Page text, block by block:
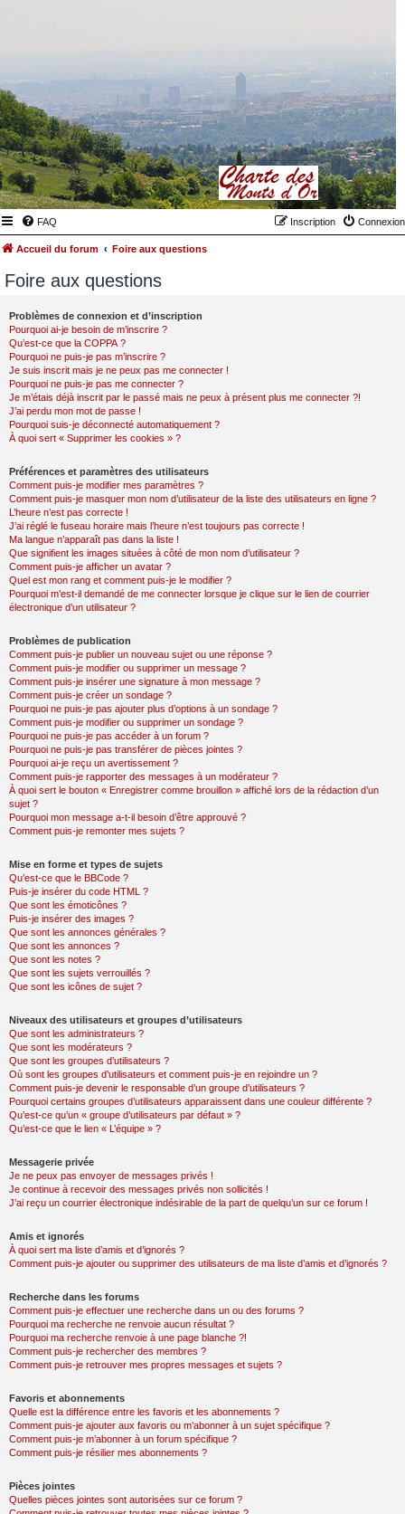
FAQ Connexion
Inscription
Accueil du forum Foire aux questions
Foire aux questions
Problèmes de connexion et d’inscription
Pourquoi ai-je besoin de m’inscrire ?
Qu’est-ce que la COPPA ?
Pourquoi ne puis-je pas m’inscrire ?
Je suis inscrit mais je ne peux pas me connecter !
Pourquoi ne puis-je pas me connecter ?
Je m’étais déjà inscrit par le passé mais ne peux à présent plus me connecter ?!
J’ai perdu mon mot de passe !
Pourquoi suis-je déconnecté automatiquement ?
À quoi sert « Supprimer les cookies » ?
Préférences et paramètres des utilisateurs
Comment puis-je modifier mes paramètres ?
Comment puis-je masquer mon nom d’utilisateur de la liste des utilisateurs en ligne ?
L’heure n’est pas correcte !
J’ai réglé le fuseau horaire mais l’heure n’est toujours pas correcte !
Ma langue n’apparaît pas dans la liste !
Que signifient les images situées à côté de mon nom d’utilisateur ?
Comment puis-je afficher un avatar ?
Quel est mon rang et comment puis-je le modifier ?
Pourquoi m’est-il demandé de me connecter lorsque je clique sur le lien de courrier
électronique d’un utilisateur ?
Problèmes de publication
Comment puis-je publier un nouveau sujet ou une réponse ?
Comment puis-je modifier ou supprimer un message ?
Comment puis-je insérer une signature à mon message ?
Comment puis-je créer un sondage ?
Pourquoi ne puis-je pas ajouter plus d’options à un sondage ?
Comment puis-je modifier ou supprimer un sondage ?
Pourquoi ne puis-je pas accéder à un forum ?
Pourquoi ne puis-je pas transférer de pièces jointes ?
Pourquoi ai-je reçu un avertissement ?
Comment puis-je rapporter des messages à un modérateur ?
À quoi sert le bouton « Enregistrer comme brouillon » affiché lors de la rédaction d’un
sujet ?
Pourquoi mon message a-t-il besoin d’être approuvé ?
Comment puis-je remonter mes sujets ?
Mise en forme et types de sujets
Qu’est-ce que le BBCode ?
Puis-je insérer du code HTML ?
Que sont les émoticônes ?
Puis-je insérer des images ?
Que sont les annonces générales ?
Que sont les annonces ?
Que sont les notes ?
Que sont les sujets verrouillés ?
Que sont les icônes de sujet ?
Niveaux des utilisateurs et groupes d’utilisateurs
Que sont les administrateurs ?
Que sont les modérateurs ?
Que sont les groupes d’utilisateurs ?
Où sont les groupes d’utilisateurs et comment puis-je en rejoindre un ?
Comment puis-je devenir le responsable d’un groupe d’utilisateurs ?
Pourquoi certains groupes d’utilisateurs apparaissent dans une couleur différente ?
Qu’est-ce qu’un « groupe d’utilisateurs par défaut » ?
Qu’est-ce que le lien « L’équipe » ?
Messagerie privée
Je ne peux pas envoyer de messages privés !
Je continue à recevoir des messages privés non sollicités !
J’ai reçu un courrier électronique indésirable de la part de quelqu’un sur ce forum !
Amis et ignorés
À quoi sert ma liste d’amis et d’ignorés ?
Comment puis-je ajouter ou supprimer des utilisateurs de ma liste d’amis et d’ignorés ?
Recherche dans les forums
Comment puis-je effectuer une recherche dans un ou des forums ?
Pourquoi ma recherche ne renvoie aucun résultat ?
Pourquoi ma recherche renvoie à une page blanche ?!
Comment puis-je rechercher des membres ?
Comment puis-je retrouver mes propres messages et sujets ?
Favoris et abonnements
Quelle est la différence entre les favoris et les abonnements ?
Comment puis-je ajouter aux favoris ou m’abonner à un sujet spécifique ?
Comment puis-je m’abonner à un forum spécifique ?
Comment puis-je résilier mes abonnements ?
Pièces jointes
Quelles pièces jointes sont autorisées sur ce forum ?